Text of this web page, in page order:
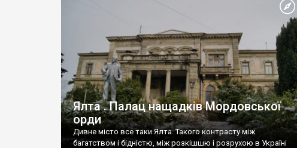
Ялта . Палац нащадків Мордовської
орди
Дивне місто все таки Ялта. Такого контрасту між
багатством і бідністю, між розкішшю і розрухою в Україні